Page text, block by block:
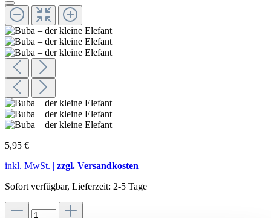
5,95 €
inkl. MwSt. | zzgl. Versandkosten
Sofort verfügbar, Lieferzeit: 2-5 Tage